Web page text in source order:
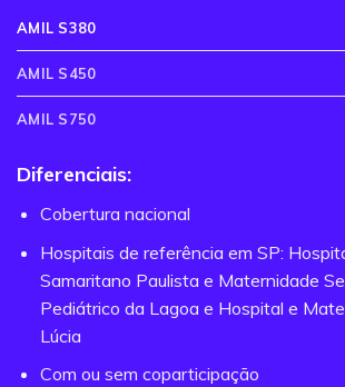
AMIL S380
AMIL S450
AMIL S750
Diferenciais:
Cobertura nacional
Hospitais de referência em SP:
Samaritano Paulista e Maternidade
Pediátrico da Lagoa e Hospital e
Lúcia
Com ou sem coparticipação